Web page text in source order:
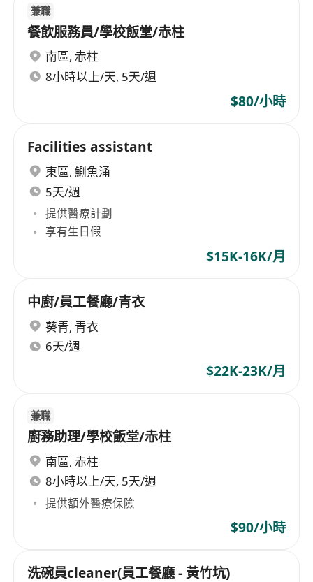
兼職
餐飲服務員/學校飯堂/赤柱
南區, 赤柱
8小時以上/天, 5天/週
$80/小時
Facilities assistant
東區, 鰂魚涌
5天/週
提供醫療計劃
享有生日假
$15K-16K/月
中廚/員工餐廳/青衣
葵青, 青衣
6天/週
$22K-23K/月
兼職
廚務助理/學校飯堂/赤柱
南區, 赤柱
8小時以上/天, 5天/週
提供額外醫療保險
$90/小時
洗碗員cleaner(員工餐廳 - 黃竹坑)